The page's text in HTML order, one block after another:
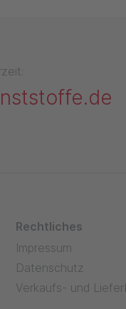
Rechtliches
Impressum
Datenschutz
Verkaufs- und